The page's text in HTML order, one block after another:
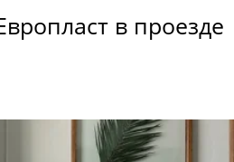
в проезде